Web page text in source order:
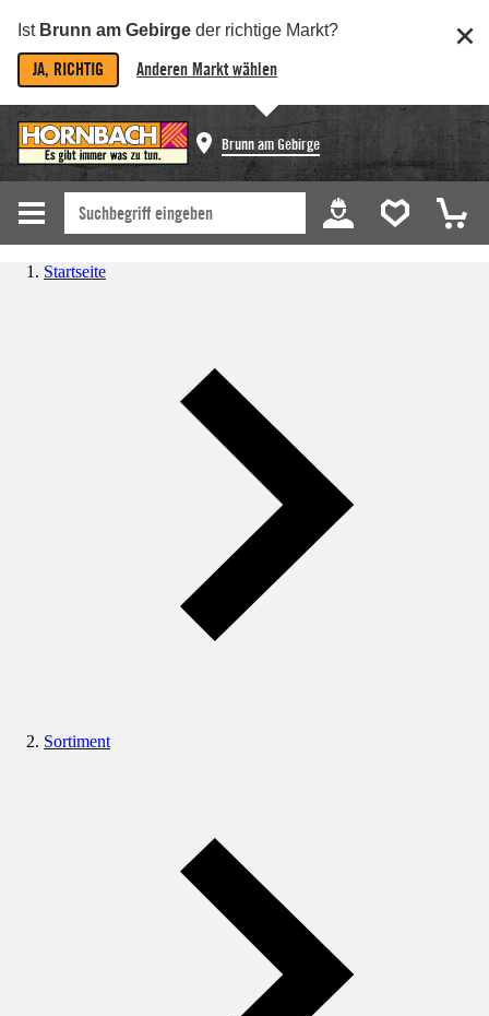
Ist Brunn am Gebirge der richtige Markt?
JA, RICHTIG Anderen Markt wählen
Brunn am Gebirge
Startseite
Sortiment